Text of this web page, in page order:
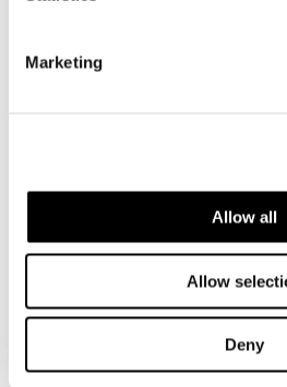
Marketing
Allow all
Allow
Deny